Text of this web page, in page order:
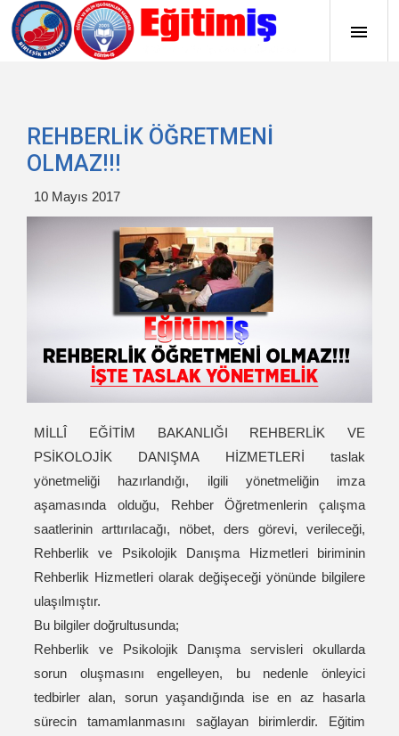
REHBERLİK ÖĞRETMENİ
OLMAZ!!!
10 Mayıs 2017
MİLLÎ EĞİTİM BAKANLIĞI REHBERLİK VE
PSİKOLOJİK DANIŞMA HİZMETLERİ taslak
yönetmeliği hazırlandığı, ilgili yönetmeliğin imza
aşamasında olduğu, Rehber Öğretmenlerin çalışma
saatlerinin arttırılacağı, nöbet, ders görevi, verileceği,
Rehberlik ve Psikolojik Danışma Hizmetleri biriminin
Rehberlik Hizmetleri olarak değişeceği yönünde bilgilere
ulaşılmıştır.
Bu bilgiler doğrultusunda;
Rehberlik ve Psikolojik Danışma servisleri okullarda
sorun oluşmasını engelleyen, bu nedenle önleyici
tedbirler alan, sorun yaşandığında ise en az hasarla
sürecin tamamlanmasını sağlayan birimlerdir. Eğitim